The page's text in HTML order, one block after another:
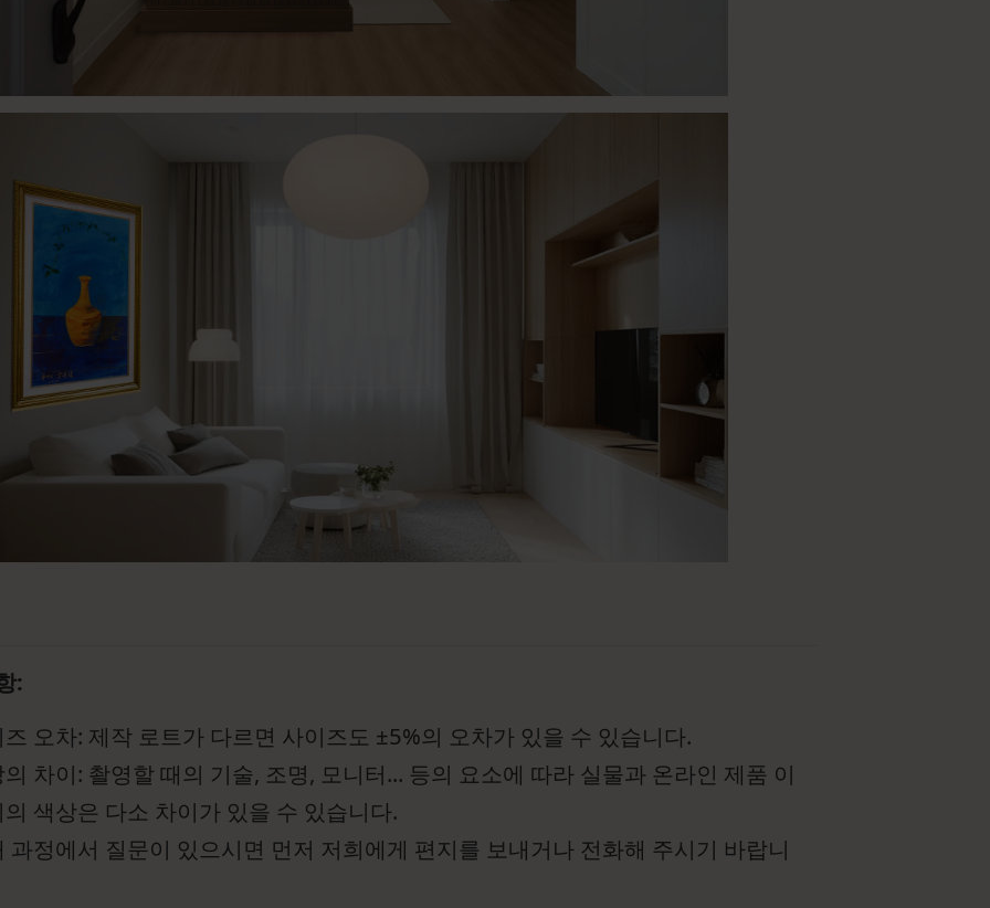
:
오차: 제작 로트가 다르면 사이즈도 ±5%의 오차가 있을 수 있습니다.
차이: 촬영할 때의 기술, 조명, 모니터... 등의 요소에 따라 실물과 온라인 제품 이
색상은 다소 차이가 있을 수 있습니다.
과정에서 질문이 있으시면 먼저 저희에게 편지를 보내거나 전화해 주시기 바랍니